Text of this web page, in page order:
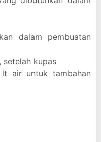
dalam pembuatan
setelah kupas
air untuk tambahan